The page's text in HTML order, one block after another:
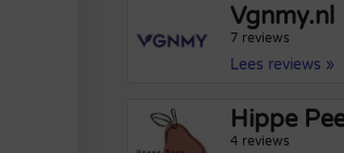
Vgnmy.nl
7 reviews
Lees reviews »
Hippe
4 reviews